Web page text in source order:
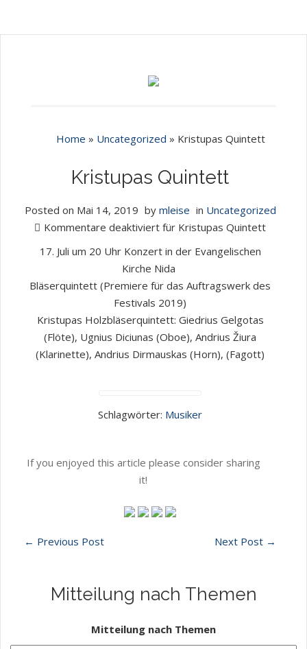
Home » Uncategorized » Kristupas Quintett
Kristupas Quintett
Posted on Mai 14, 2019 by mleise in Uncategorized
Kommentare deaktiviert für Kristupas Quintett
17. Juli um 20 Uhr Konzert in der Evangelischen
Kirche Nida
Bläserquintett (Premiere für das Auftragswerk des
Festivals 2019)
Kristupas Holzbläserquintett: Giedrius Gelgotas
(Flöte), Ugnius Diciunas (Oboe), Andrius Žiura
(Klarinette), Andrius Dirmauskas (Horn), (Fagott)
Schlagwörter: Musiker
If you enjoyed this article please consider sharing
it!
← Previous Post Next Post →
Mitteilung nach Themen
Mitteilung nach Themen